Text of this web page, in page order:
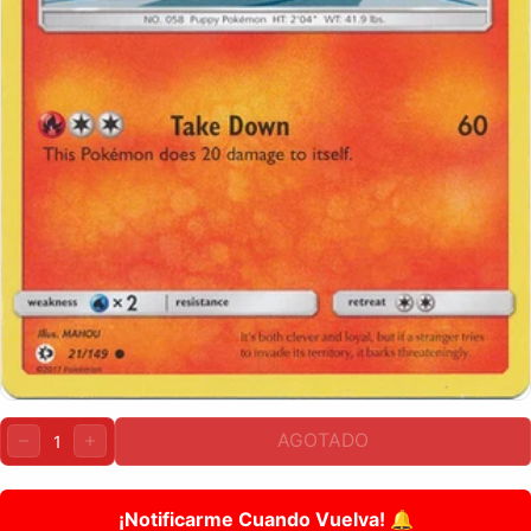
Cantidad:
DISMINUIRAUMENTAR AGOTADO
¡Notificarme Cuando Vuelva! 🔔